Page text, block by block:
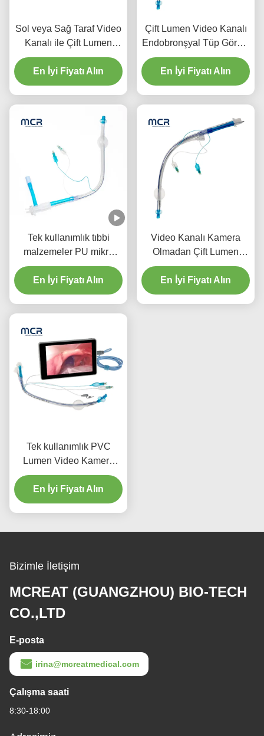
Sol veya Sağ Taraf Video
Kanalı ile Çift Lumen
Endobronşyal Tüp
En İyi Fiyatı Alın
Çift Lumen Video Kanalı
Endobronşyal Tüp Görsel
Oral PVC Plain
En İyi Fiyatı Alın
Tek kullanımlık tıbbi
malzemeler PU mikro
ince manşetli çift lümen
endotrakeal tüp
En İyi Fiyatı Alın
Video Kanalı Kamera
Olmadan Çift Lumen
Endobronşyal Tüp
En İyi Fiyatı Alın
Tek kullanımlık PVC
Lumen Video Kamera
Yetişkinler için
Endobronşyal Kanül
En İyi Fiyatı Alın
Bizimle İletişim
MCREAT (GUANGZHOU) BIO-TECH
CO.,LTD
E-posta
irina@mcreatmedical.com
Çalışma saati
8:30-18:00